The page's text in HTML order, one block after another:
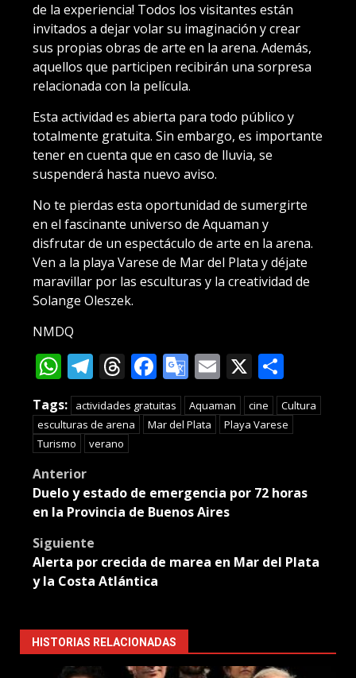
de la experiencia! Todos los visitantes están
invitados a dejar volar su imaginación y crear
sus propias obras de arte en la arena. Además,
aquellos que participen recibirán una sorpresa
relacionada con la película.
Esta actividad es abierta para todo público y
totalmente gratuita. Sin embargo, es importante
tener en cuenta que en caso de lluvia, se
suspenderá hasta nuevo aviso.
No te pierdas esta oportunidad de sumergirte
en el fascinante universo de Aquaman y
disfrutar de un espectáculo de arte en la arena.
Ven a la playa Varese de Mar del Plata y déjate
maravillar por las esculturas y la creatividad de
Solange Oleszek.
NMDQ
WhatsApp
Telegram
Threads
Facebook
Google
Translate
Email
X
Tags: actividades gratuitas Aquaman cine
Cultura
esculturas de arena
Mar del Plata
Playa Varese
Turismo
verano
Post
navigation
Anterior
Duelo y estado de emergencia por 72 horas
en la Provincia de Buenos Aires
Siguiente
Alerta por crecida de marea en Mar del Plata
y la Costa Atlántica
HISTORIAS RELACIONADAS